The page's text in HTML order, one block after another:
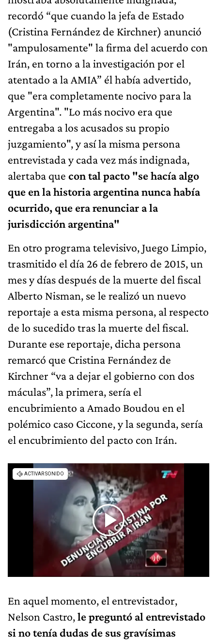
recordó “que cuando la jefa de Estado
(Cristina Fernández de Kirchner) anunció
"ampulosamente" la firma del acuerdo con
Irán, en torno a la investigación por el
atentado a la AMIA” él había advertido,
que "era completamente nocivo para la
Argentina". "Lo más nocivo era que
entregaba a los acusados su propio
juzgamiento", y así la misma persona
entrevistada y cada vez más indignada,
alertaba que con tal pacto "se hacía algo
que en la historia argentina nunca había
ocurrido, que era renunciar a la
jurisdicción argentina"
En otro programa televisivo, Juego Limpio,
trasmitido el día 26 de febrero de 2015, un
mes y días después de la muerte del fiscal
Alberto Nisman, se le realizó un nuevo
reportaje a esta misma persona, al respecto
de lo sucedido tras la muerte del fiscal.
Durante ese reportaje, dicha persona
remarcó que Cristina Fernández de
Kirchner “va a dejar el gobierno con dos
máculas”, la primera, sería el
encubrimiento a Amado Boudou en el
polémico caso Ciccone, y la segunda, sería
el encubrimiento del pacto con Irán.
En aquel momento, el entrevistador,
Nelson Castro,le preguntó al entrevistado
si no tenía dudas de sus gravísimas